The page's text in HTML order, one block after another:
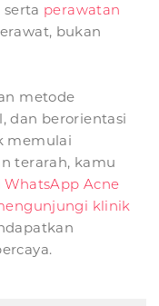
perawatan
bukan
metode
dan berorientasi
memulai
terarah, kamu
WhatsApp Acne
klinik